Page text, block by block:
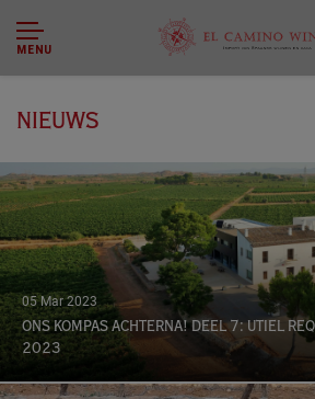
MENU
NIEUWS
05 Mar 2023
ONS KOMPAS ACHTERNA! DEEL 7: UTIEL
2023